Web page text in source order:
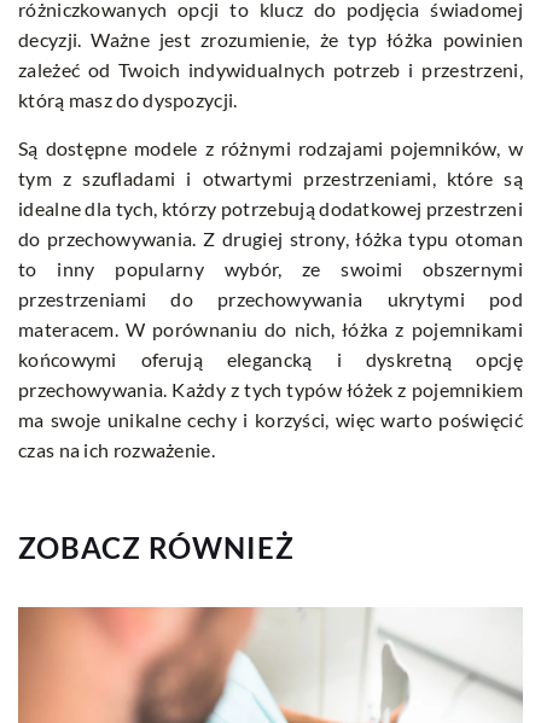
różniczkowanych opcji to klucz do podjęcia świadomej
decyzji. Ważne jest zrozumienie, że typ łóżka powinien
zależeć od Twoich indywidualnych potrzeb i przestrzeni,
którą masz do dyspozycji.
Są dostępne modele z różnymi rodzajami pojemników, w
tym z szufladami i otwartymi przestrzeniami, które są
idealne dla tych, którzy potrzebują dodatkowej przestrzeni
do przechowywania. Z drugiej strony, łóżka typu otoman
to inny popularny wybór, ze swoimi obszernymi
przestrzeniami do przechowywania ukrytymi pod
materacem. W porównaniu do nich, łóżka z pojemnikami
końcowymi oferują elegancką i dyskretną opcję
przechowywania. Każdy z tych typów łóżek z pojemnikiem
ma swoje unikalne cechy i korzyści, więc warto poświęcić
czas na ich rozważenie.
ZOBACZ RÓWNIEŻ